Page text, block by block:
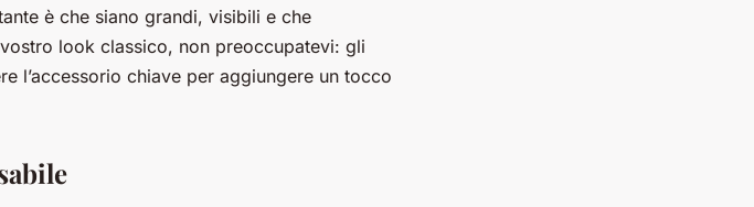
è che siano grandi, visibili e che
look classico, non preoccupatevi: gli
l’accessorio chiave per aggiungere un tocco